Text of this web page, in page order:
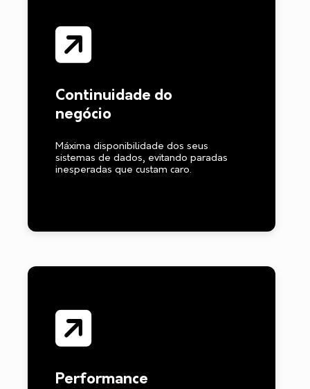
Continuidade do
negócio
Máxima disponibilidade dos seus
sistemas de dados, evitando paradas
inesperadas que custam caro.
Performance